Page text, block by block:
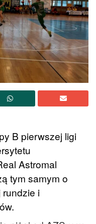
B pierwszej ligi
Astromal
tym samym o
i